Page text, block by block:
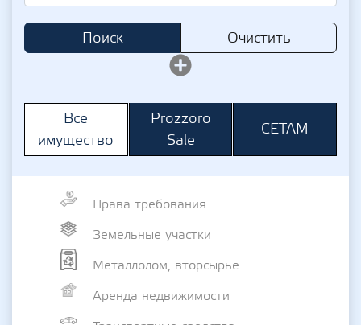
Поиск Очистить
Все
имущество
Prozzoro
Sale
СЕТАМ
Права требования
Земельные участки
Металлолом, вторсырье
Аренда недвижимости